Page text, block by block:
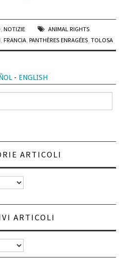
NOTIZIE
ANIMAL RIGHTS
,FRANCIA ,PANTHÈRES ENRAGÉES ,TOLOSA
- ENGLISH
ARTICOLI
ARTICOLI